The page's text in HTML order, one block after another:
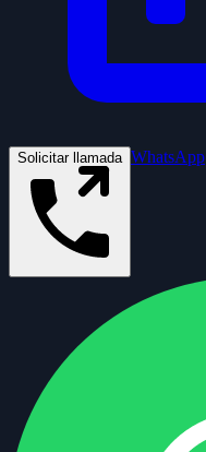
Solicitar llamada WhatsApp